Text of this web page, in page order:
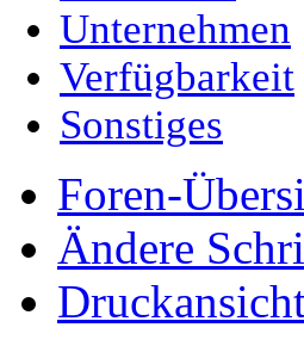
Unternehmen
Verfügbarkeit
Sonstiges
Foren-
Ändere